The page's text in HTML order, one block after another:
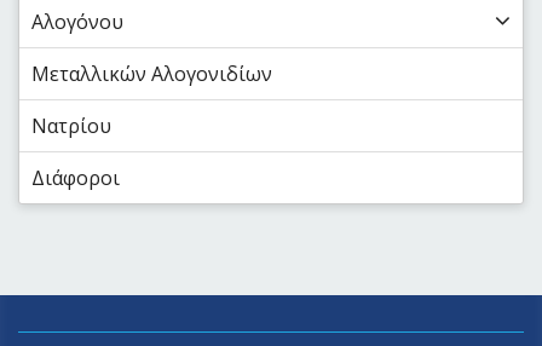
Αλογόνου
Μεταλλικών Αλογονιδίων
Νατρίου
Διάφοροι